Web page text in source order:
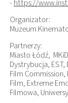
- https://
Organizator:
Muzeum
Partnerzy:
Miasto Łódź,
Dystrybucja,
Film
Film, Extreme
Filmowa,